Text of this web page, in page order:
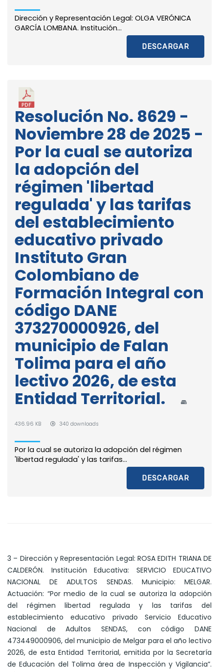
Dirección y Representación Legal: OLGA VERÓNICA
GARCÍA LOMBANA. Institución...
DESCARGAR
Resolución No. 8629 -
Noviembre 28 de 2025 -
Por la cual se autoriza
la adopción del
régimen 'libertad
regulada' y las tarifas
del establecimiento
educativo privado
Instituto Gran
Colombiano de
Formación Integral con
código DANE
373270000926, del
municipio de Falan
Tolima para el año
lectivo 2026, de esta
Entidad Territorial.
436.96 KB 340 downloads
Por la cual se autoriza la adopción del régimen
'libertad regulada' y las tarifas...
DESCARGAR
3 – Dirección y Representación Legal: ROSA EDITH TRIANA DE
CALDERÓN. Institución Educativa: SERVICIO EDUCATIVO
NACIONAL DE ADULTOS SENDAS. Municipio: MELGAR.
Actuación: “Por medio de la cual se autoriza la adopción
del régimen libertad regulada y las tarifas del
establecimiento educativo privado Servicio Educativo
Nacional de Adultos SENDAS, con código DANE
473449000906, del municipio de Melgar para el año lectivo
2026, de esta Entidad Territorial, emitida por la Secretaría
de Educación del Tolima área de Inspección y Vigilancia”.